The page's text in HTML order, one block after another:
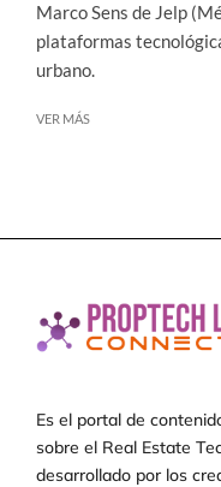
Marco Sens de Jelp
plataformas
urbano.
VER MÁS
Es el portal de
sobre el Real Estate
desarrollado por los